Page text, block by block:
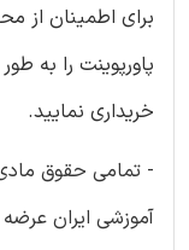
برای اطمینان از
پاورپوینت را به
خریداری نمایید.
- تمامی حقوق
آموزشی ایران عرضه